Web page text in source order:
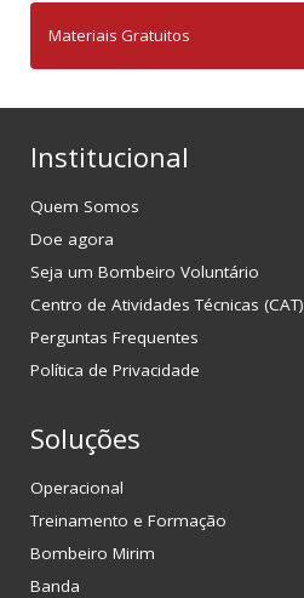
Materiais Gratuitos
Institucional
Quem Somos
Doe agora
Seja um Bombeiro Voluntário
Centro de Atividades Técnicas (CAT)
Perguntas Frequentes
Política de Privacidade
Soluções
Operacional
Treinamento e Formação
Bombeiro Mirim
Banda